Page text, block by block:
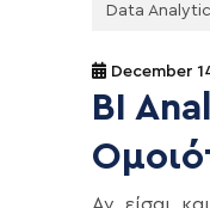
Data
December
BI
Αν είσαι